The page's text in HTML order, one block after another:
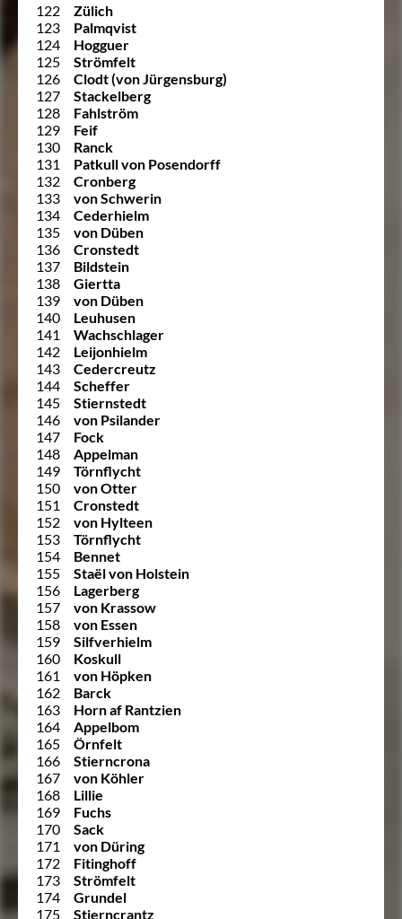
122
Zülich
123
Palmqvist
124
Hogguer
125
Strömfelt
126
Clodt (von Jürgensburg)
127
Stackelberg
128
Fahlström
129
Feif
130
Ranck
131
Patkull von Posendorff
132
Cronberg
133
von Schwerin
134
Cederhielm
135
von Düben
136
Cronstedt
137
Bildstein
138
Giertta
139
von Düben
140
Leuhusen
141
Wachschlager
142
Leijonhielm
143
Cedercreutz
144
Scheffer
145
Stiernstedt
146
von Psilander
147
Fock
148
Appelman
149
Törnflycht
150
von Otter
151
Cronstedt
152
von Hylteen
153
Törnflycht
154
Bennet
155
Staël von Holstein
156
Lagerberg
157
von Krassow
158
von Essen
159
Silfverhielm
160
Koskull
161
von Höpken
162
Barck
163
Horn af Rantzien
164
Appelbom
165
Örnfelt
166
Stierncrona
167
von Köhler
168
Lillie
169
Fuchs
170
Sack
171
von Düring
172
Fitinghoff
173
Strömfelt
174
Grundel
175
Stierncrantz